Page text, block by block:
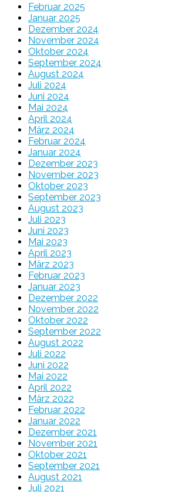
Februar 2025
Januar 2025
Dezember 2024
November 2024
Oktober 2024
September 2024
August 2024
Juli 2024
Juni 2024
Mai 2024
April 2024
März 2024
Februar 2024
Januar 2024
Dezember 2023
November 2023
Oktober 2023
September 2023
August 2023
Juli 2023
Juni 2023
Mai 2023
April 2023
März 2023
Februar 2023
Januar 2023
Dezember 2022
November 2022
Oktober 2022
September 2022
August 2022
Juli 2022
Juni 2022
Mai 2022
April 2022
März 2022
Februar 2022
Januar 2022
Dezember 2021
November 2021
Oktober 2021
September 2021
August 2021
Juli 2021